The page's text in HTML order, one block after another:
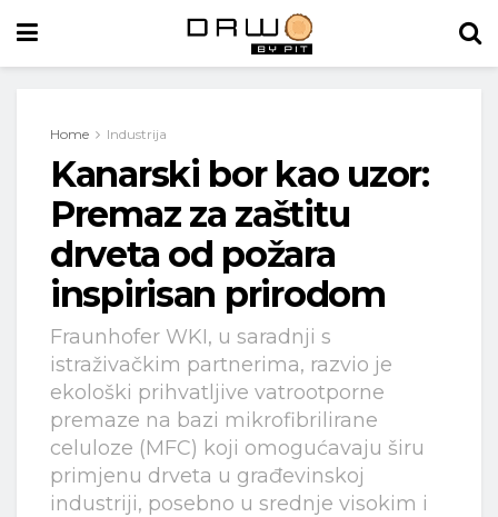
Home Industrija
Kanarski bor kao uzor:
Premaz za zaštitu
drveta od požara
inspirisan prirodom
Fraunhofer WKI, u saradnji s
istraživačkim partnerima, razvio je
ekološki prihvatljive vatrootporne
premaze na bazi mikrofibrilirane
celuloze (MFC) koji omogućavaju širu
primjenu drveta u građevinskoj
industriji, posebno u srednje visokim i